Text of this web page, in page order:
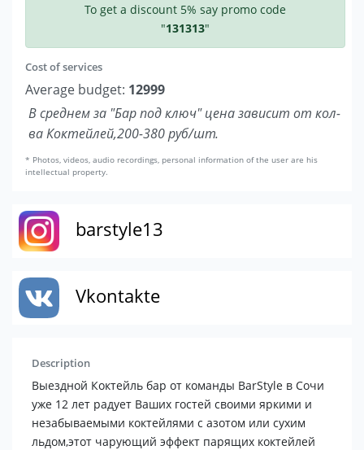
To get a discount 5% say promo code
"131313"
Cost of services
Average budget: 12999
В среднем за "Бар под ключ" цена зависит от кол-
ва Коктейлей,200-380 руб/шт.
* Photos, videos, audio recordings, personal information of the user are his
intellectual property.
barstyle13
Vkontakte
Description
Выездной Коктейль бар от команды BarStyle в Сочи
уже 12 лет радует Ваших гостей своими яркими и
незабываемыми коктейлями с азотом или сухим
льдом,этот чарующий эффект парящих коктейлей